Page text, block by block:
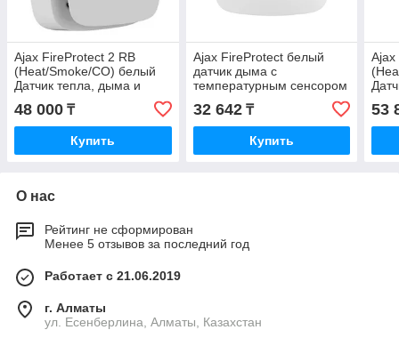
Ajax FireProtect 2 RB
(Heat/Smoke/CO) белый
Датчик тепла, дыма и
угарного газа
48 000 ₸
Купить
Ajax FireProtect белый
датчик дыма с
температурным сенсором
32 642₸
Купить
Ajax
53
О нас
Рейтинг не сформирован
Менее 5 отзывов за последний год
Работает с 21.06.2019
г. Алматы
ул. Есенберлина, Алматы, Казахстан